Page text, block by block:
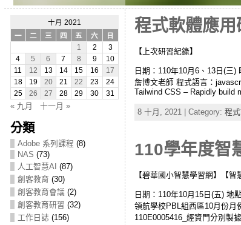
十月 2021
一
二 三 四 五 六
日
1
2
3
4
5 6 7 8 9
10
11
12 13 14 15 16
17
18
19 20 21 22 23
24
25
26 27 28 29 30 31
« 九月 十一月 »
分類
Adobe 系列課程 (8)
NAS (73)
人工智慧AI (87)
創客教育 (30)
創客教育會議 (2)
創客教育研習 (32)
工作日誌 (156)
程式軟體應
【上次研習紀錄】
日期：110年10月6、13日(三
詹博文老師 程式語言：
Tailwind CSS – Rapidly build
8 十月, 2021 | Category: 程
110學年度智
【碧華國小智慧學習網】【智
日期：110年10月15日(五) 地
領航學校PBL組西區10月份月
110E0005416_經資門分別製